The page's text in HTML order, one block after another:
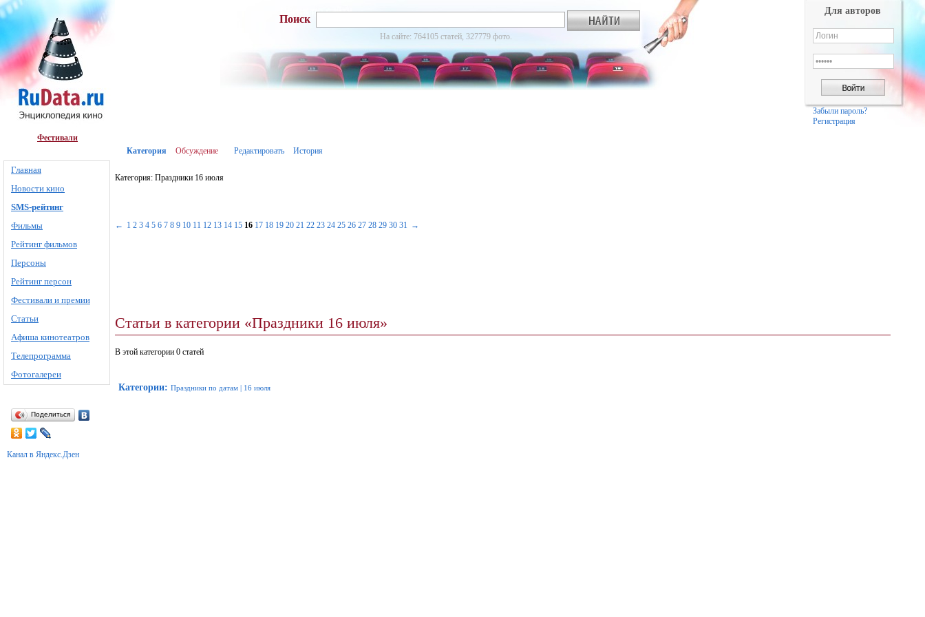
Фестивали
Главная
Новости кино
SMS-рейтинг
Фильмы
Рейтинг фильмов
Персоны
Рейтинг персон
Фестивали и премии
Статьи
Афиша кинотеатров
Телепрограмма
Фотогалереи
Поделиться
Канал в Яндекс.Дзен
Поиск
На сайте: 764105 статей, 327779 фото.
Для авторов
Забыли пароль?
Регистрация
Категория Обсуждение Редактировать История
Категория: Праздники 16 июля
← 1 2 3 4 5 6 7 8 9 10 11 12 13 14 15 16 17 18 19 20 21 22 23 24 25 26 27 28 29 30 31 →
Статьи в категории «Праздники 16 июля»
В этой категории 0 статей
Категории: Праздники по датам | 16 июля